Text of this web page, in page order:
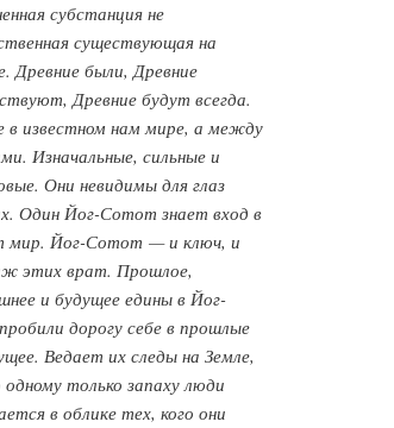
субстанция не
существующая на
Древние были, Древние
Древние будут всегда.
в известном нам мире, а между
Изначальные, сильные и
Они невидимы для глаз
Один Йог-Сотот знает вход в
мир. Йог-Сотот — и ключ, и
этих врат. Прошлое,
и будущее едины в Йог-
дорогу себе в прошлые
Ведает их следы на Земле,
только запаху люди
в облике тех, кого они